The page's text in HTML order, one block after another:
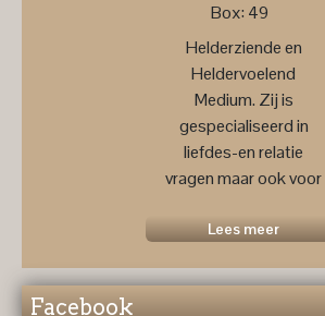
Box: 49
Helderziende en
Heldervoelend
Medium. Zij is
gespecialiseerd in
liefdes-en relatie
vragen maar ook voor
toekomstprognose ....
Lees meer
Facebook